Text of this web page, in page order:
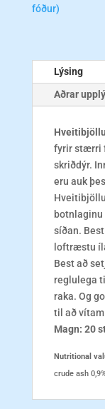
-fóður)
Lýsing
Aðrar
fyrir stærri
skriðdýr.
eru auk
síðan.
loftræstu
Best að
reglulega
raka. Og
til að
Magn: 20
Nutritional
crude ash